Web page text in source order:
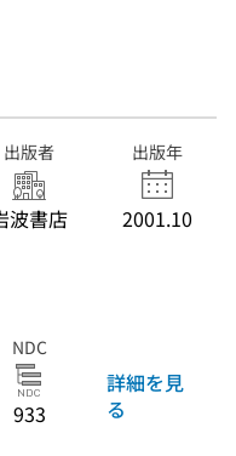
出版者
波書店
出版年
2001.10
NDC
933
詳細を見
る